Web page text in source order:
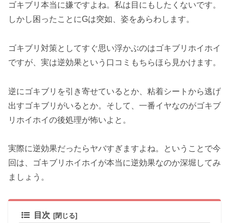
ゴキブリ本当に嫌ですよね。私は目にもしたくないです。
しかし困ったことにGは突如、姿をあらわします。
ゴキブリ対策としてすぐ思い浮かぶのはゴキブリホイホイ
ですが、実は逆効果という口コミもちらほら見かけます。
逆にゴキブリを引き寄せているとか、粘着シートから逃げ
出すゴキブリがいるとか。そして、一番イヤなのがゴキブ
リホイホイの後処理が怖いよと。
実際に逆効果だったらヤバすぎますよね。ということで今
回は、ゴキブリホイホイが本当に逆効果なのか深堀してみ
ましょう。
目次